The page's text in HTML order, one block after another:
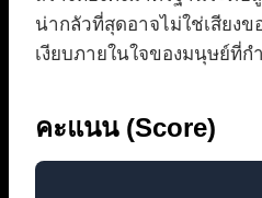
น่ากลัวที่สุดอาจไม่ใช่เสียง
เงียบภายในใจของมนุษย์ที่ก
คะแนน (Score)